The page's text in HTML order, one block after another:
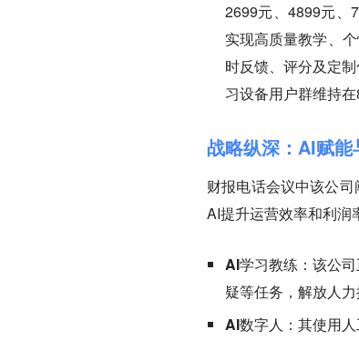
2699元、4899元、
实现高质量教学、
时反馈、评分及定
习设备用户群维持
战略纵深：AI赋能
财报电话会议中该公
AI提升运营效率和利润
AI学习教练：该公
疑等任务，解放人力
AI数字人：其使用